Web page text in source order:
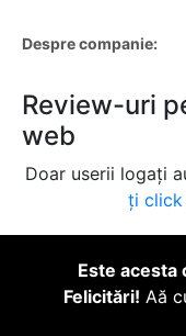
Despre companie:
Review-uri
web
Doar userii logați
ți click
Este acesta
Felicitări! Aă